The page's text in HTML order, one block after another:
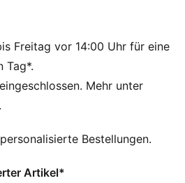
ist dieses
95 % aus
und anderen
hergestellt.
Reißverschluss
Freitag vor 14:00 Uhr für eine
Tag*.
Mehr unter
Bestellungen.
Artikel*